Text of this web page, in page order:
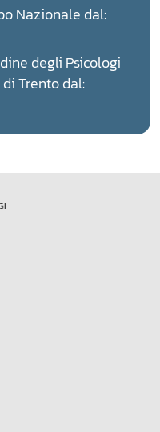
Nazionale dal:
degli Psicologi
Trento dal: